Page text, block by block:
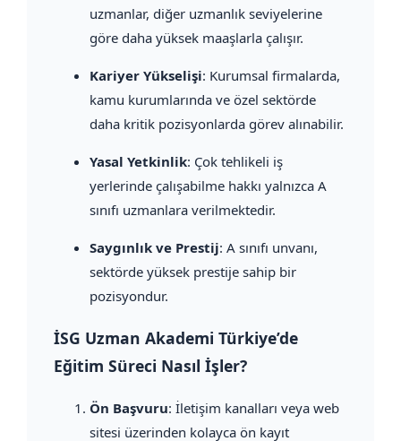
uzmanlar, diğer uzmanlık seviyelerine
göre daha yüksek maaşlarla çalışır.
Kariyer Yükselişi: Kurumsal firmalarda,
kamu kurumlarında ve özel sektörde
daha kritik pozisyonlarda görev alınabilir.
Yasal Yetkinlik: Çok tehlikeli iş
yerlerinde çalışabilme hakkı yalnızca A
sınıfı uzmanlara verilmektedir.
Saygınlık ve Prestij: A sınıfı unvanı,
sektörde yüksek prestije sahip bir
pozisyondur.
İSG Uzman Akademi Türkiye’de
Eğitim Süreci Nasıl İşler?
Ön Başvuru: İletişim kanalları veya web
sitesi üzerinden kolayca ön kayıt